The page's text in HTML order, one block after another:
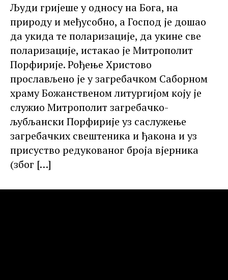
Људи гријеше у односу на Бога, на
природу и међусобно, а Господ је дошао
да укида те поларизације, да укине све
поларизације, истакао је Митрополит
Порфирије. Рођење Христово
прослављено је у загребачком Саборном
храму Божанственом литургијом коју је
служио Митрополит загребачко-
љубљански Порфирије уз саслужење
загребачких свештеника и ђакона и уз
присуство редукованог броја вјерника
(због […]